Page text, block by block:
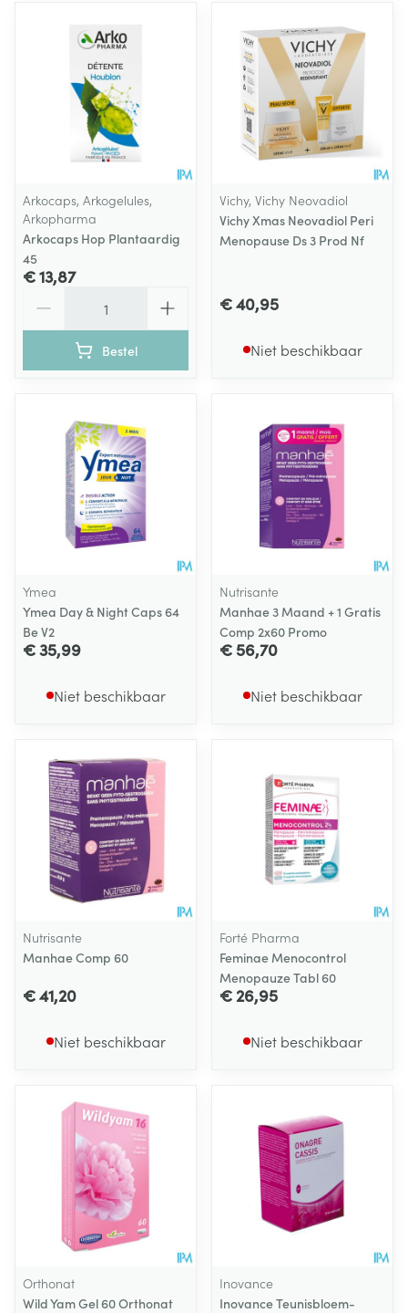
Arkocaps, Arkogelules,
Arkopharma
Arkocaps Hop Plantaardig
45
€ 13,87
Bestel
Vichy, Vichy Neovadiol
Vichy Xmas Neovadiol Peri
Menopause Ds 3 Prod Nf
€ 40,95
Niet beschikbaar
Ymea
Ymea Day & Night Caps 64
Be V2
€ 35,99
Niet beschikbaar
Nutrisante
Manhae 3 Maand + 1 Gratis
Comp 2x60 Promo
€ 56,70
Niet beschikbaar
Nutrisante
Manhae Comp 60
€ 41,20
Niet beschikbaar
Forté Pharma
Feminae Menocontrol
Menopauze Tabl 60
€ 26,95
Niet beschikbaar
Orthonat
Wild Yam Gel 60 Orthonat
Inovance
Inovance Teunisbloem-